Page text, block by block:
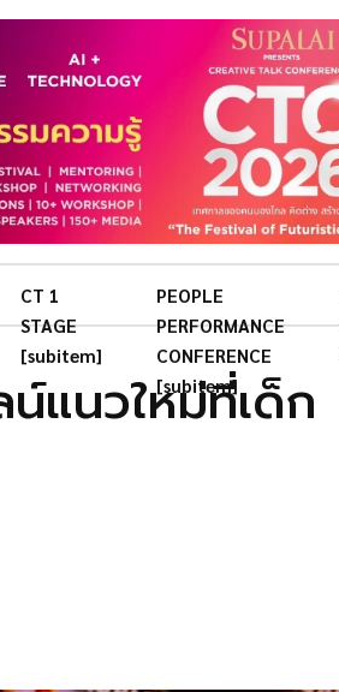
CT 1
STAGE
[subitem]
PEOPLE
PERFORMANCE
CONFERENCE
[subitem]
แนวใหม่ที่เด็ก